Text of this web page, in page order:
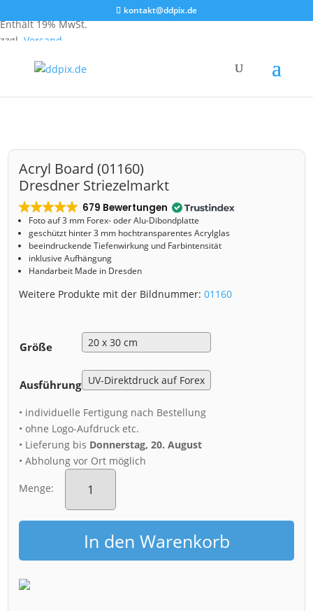
kontakt@ddpix.de
Enthält 19% MwSt.
zzgl. Versand
Start/Shop/Acryl Board / Acryl Board (01160) Dresdner Striezelmarkt
Acryl Board (01160)
Dresdner Striezelmarkt
679 Bewertungen
Foto auf 3 mm Forex- oder Alu-Dibondplatte
geschützt hinter 3 mm hochtransparentes Acrylglas
beeindruckende Tiefenwirkung und Farbintensität
inklusive Aufhängung
Handarbeit Made in Dresden
Weitere Produkte mit der Bildnummer:01160
Größe
Ausführung
• individuelle Fertigung nach Bestellung
• ohne Logo-Aufdruck etc.
• Lieferung bis Donnerstag, 20. August
• Abholung vor Ort möglich
Menge:
Acryl
Board
Dresdner
Striezelmarkt
MengeIn den Warenkorb